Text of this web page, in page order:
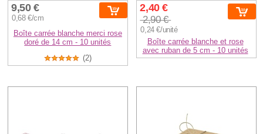
9,50 €
0,68 €/cm
Boîte carrée blanche merci rose
doré de 14 cm - 10 unités
(2)
2,40 €
2,90 €
0,24 €/unité
Boîte carrée blanche et rose
avec ruban de 5 cm - 10 unités